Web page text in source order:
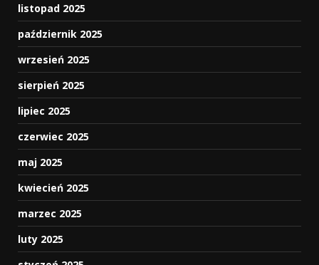
listopad 2025
październik 2025
wrzesień 2025
sierpień 2025
lipiec 2025
czerwiec 2025
maj 2025
kwiecień 2025
marzec 2025
luty 2025